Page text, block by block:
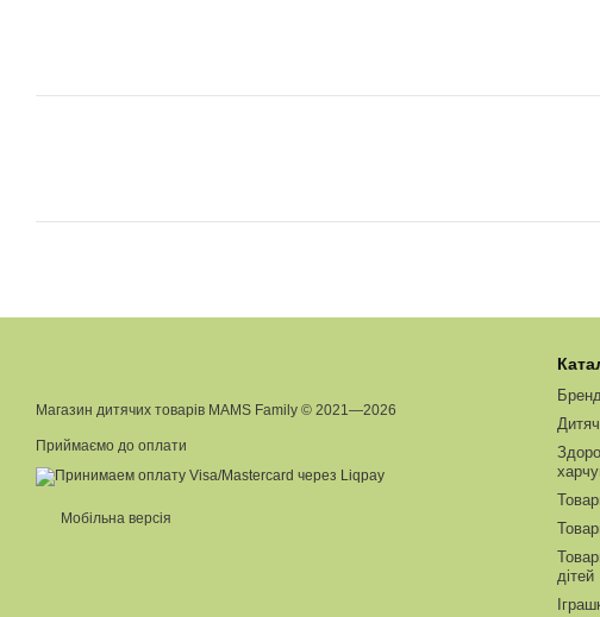
Магазин дитячих товарів MAMS Family © 2021—2026
Приймаємо до оплати
Мобільна версія
дітей